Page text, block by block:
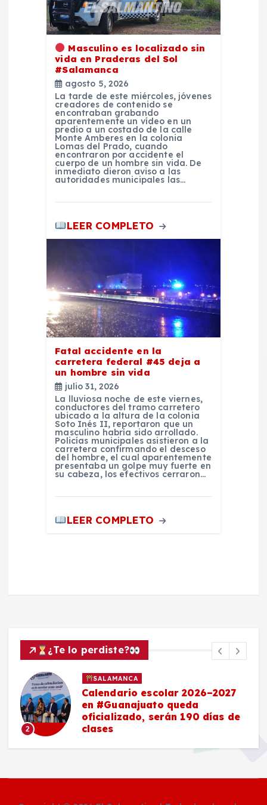
Masculino es localizado sin
vida en Praderas del Sol
#Salamanca
agosto 5, 2026
La tarde de este miércoles, jóvenes
creadores de contenido se
encontraban grabando
aparentemente un vídeo en un
predio a un costado de la calle
Monte Amberes en la colonia
Lomas del Prado, cuando
encontraron por accidente el
cuerpo de un hombre sin vida. De
inmediato dieron aviso a las
autoridades municipales las…
LEER COMPLETO
Fatal accidente en la
carretera federal #45 deja a
un hombre sin vida
julio 31, 2026
La lluviosa noche de este viernes,
conductores del tramo carretero
ubicado a la altura de la colonia
Soto Inés II, reportaron que un
masculino habría sido arrollado.
Policías municipales asistieron a la
carretera confirmando el desceso
del hombre, el cual aparentemente
presentaba un golpe muy fuerte en
su cabeza, los efectivos cerraron…
LEER COMPLETO
¿Te lo perdiste?
2
SALAMANCA
Calendario escolar 2026–2027
en #Guanajuato queda
oficializado, serán 190 días de
clases